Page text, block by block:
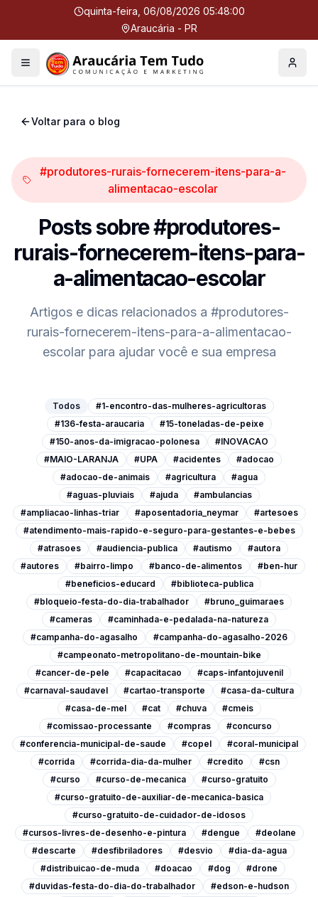
quinta-feira, 06/08/2026 05:48:01
Araucária - PR
Menu Perfil
Voltar para o blog
#produtores-rurais-fornecerem-itens-para-a-
alimentacao-escolar
Posts sobre#produtores-
rurais-fornecerem-itens-para-
a-alimentacao-escolar
Artigos e dicas relacionados a #produtores-
rurais-fornecerem-itens-para-a-alimentacao-
escolarpara ajudar você e sua empresa
Todos
#1-encontro-das-mulheres-agricultoras
#136-festa-araucaria
#15-toneladas-de-peixe
#150-anos-da-imigracao-polonesa
#INOVACAO
#MAIO-LARANJA
#UPA #acidentes
#adocao
#adocao-de-animais
#agricultura
#agua
#aguas-pluviais
#ajuda
#ambulancias
#ampliacao-linhas-triar
#aposentadoria_neymar
#artesoes
#atendimento-mais-rapido-e-seguro-para-gestantes-e-bebes
#atrasoes
#audiencia-publica #autismo
#autora
#autores
#bairro-limpo #banco-de-alimentos
#ben-hur
#beneficios-educard
#biblioteca-publica
#bloqueio-festa-do-dia-trabalhador
#bruno_guimaraes
#cameras
#caminhada-e-pedalada-na-natureza
#campanha-do-agasalho
#campanha-do-agasalho-2026
#campeonato-metropolitano-de-mountain-bike
#cancer-de-pele
#capacitacao
#caps-infantojuvenil
#carnaval-saudavel
#cartao-transporte
#casa-da-cultura
#casa-de-mel
#cat #chuva
#cmeis
#comissao-processante
#compras
#concurso
#conferencia-municipal-de-saude
#copel
#coral-municipal
#corrida
#corrida-dia-da-mulher #credito
#csn
#curso
#curso-de-mecanica
#curso-gratuito
#curso-gratuito-de-auxiliar-de-mecanica-basica
#curso-gratuito-de-cuidador-de-idosos
#cursos-livres-de-desenho-e-pintura
#dengue
#deolane
#descarte
#desfibriladores #desvio
#dia-da-agua
#distribuicao-de-muda
#doacao #dog
#drone
#duvidas-festa-do-dia-do-trabalhador
#edson-e-hudson